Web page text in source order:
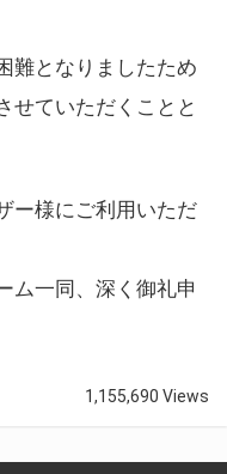
難となりましたため
せていただくことと
ー様にご利用いただ
ム一同、深く御礼申
1,155,690 Views